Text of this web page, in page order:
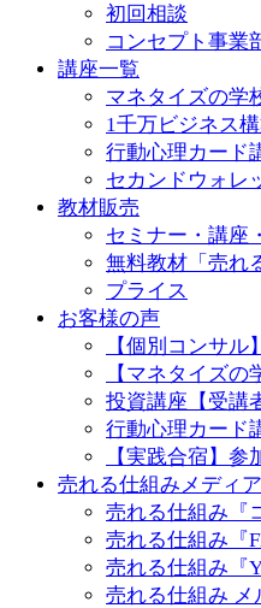
初回相談
コンセプト事業
講座一覧
マネタイズの学
1千万ビジネス
行動心理カード
セカンドウォレ
教材販売
セミナー・講座
無料教材「売れ
プライス
お客様の声
【個別コンサル
【マネタイズ
投資講座【受講
行動心理カード
【実践合宿】参
売れる仕組みメディア
売れる仕組み『
売れる仕組み『
売れる仕組み『
売れる仕組み メ